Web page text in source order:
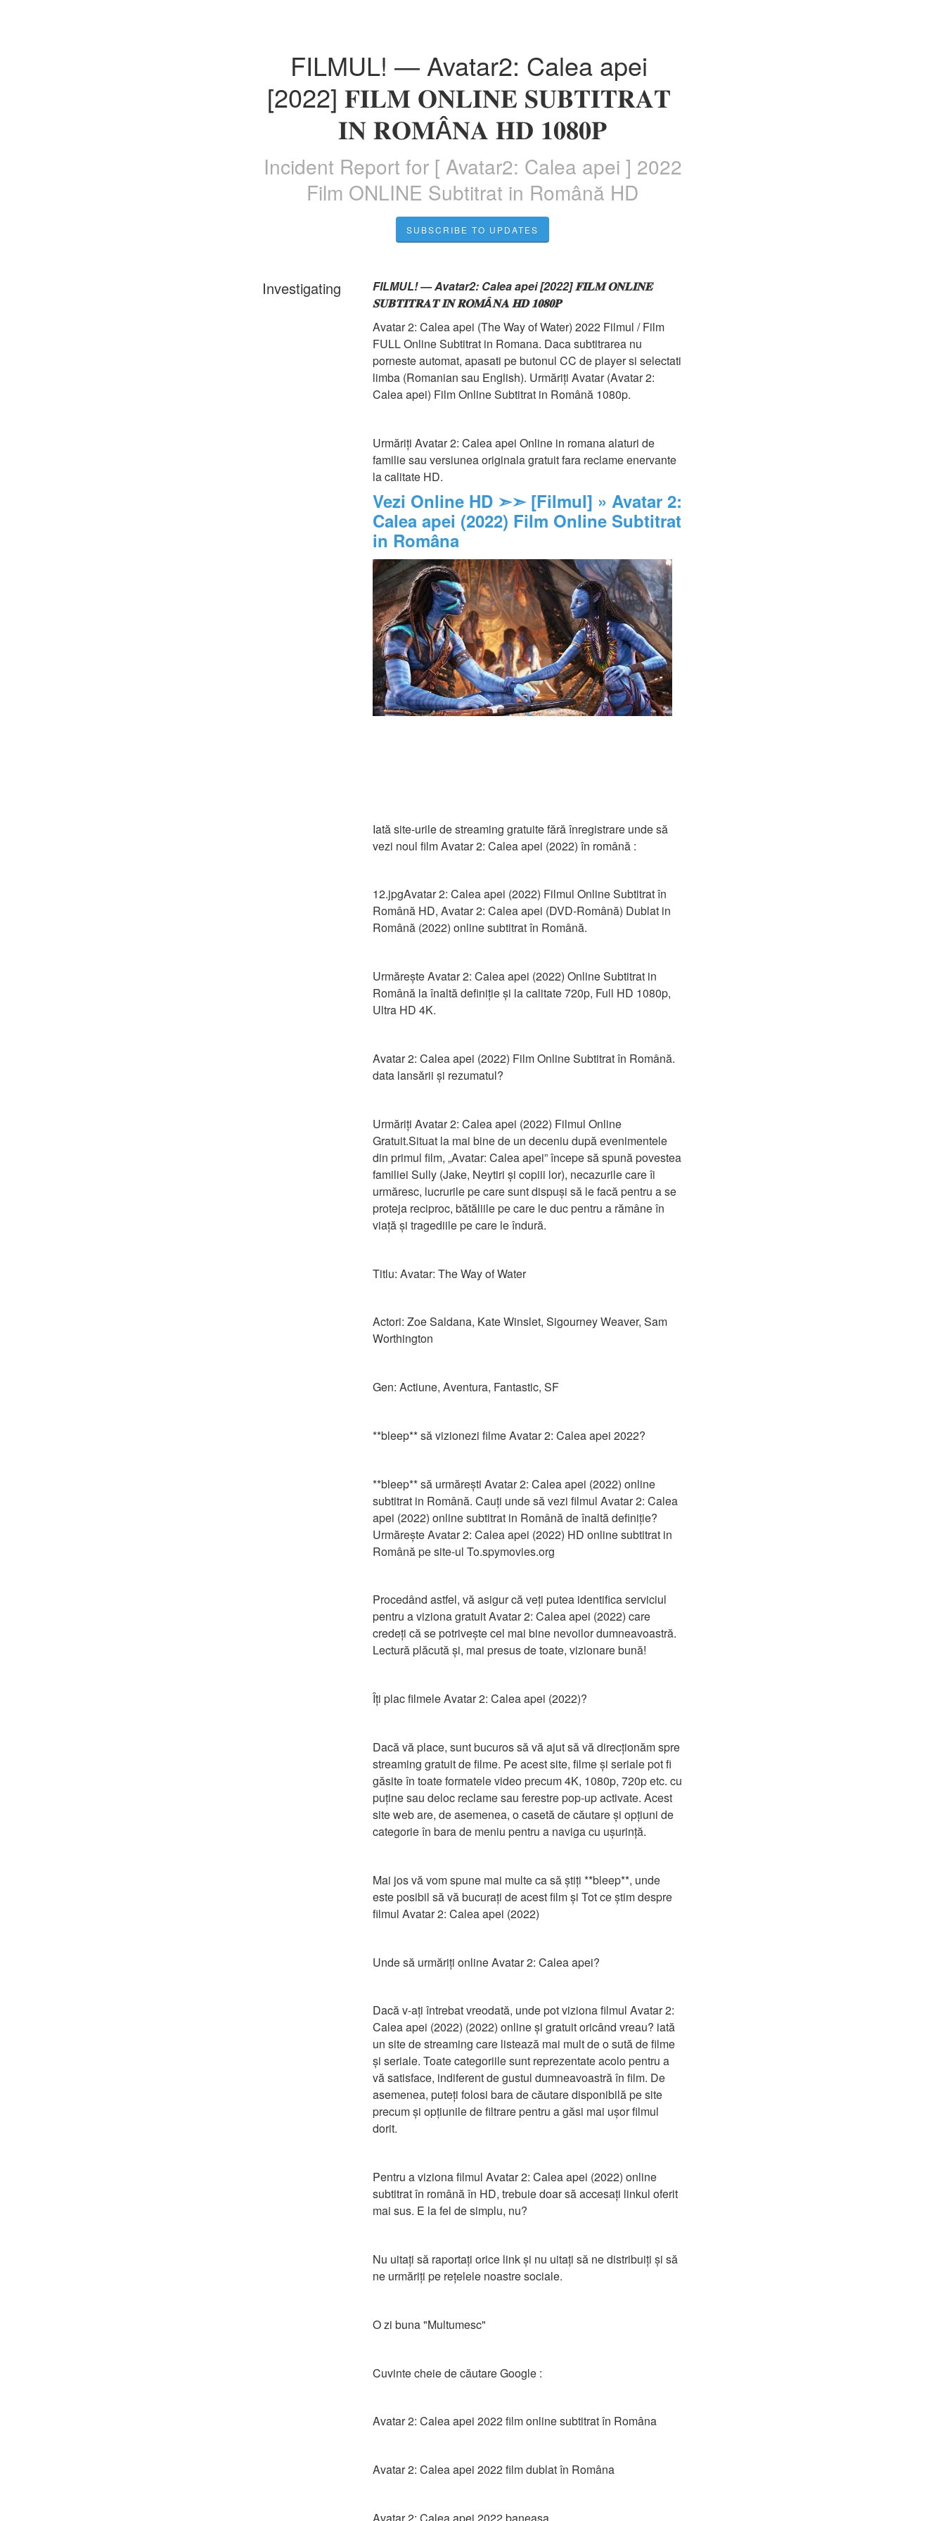
FILMUL! — Avatar2: Calea apei
[2022] 𝐅𝐈𝐋𝐌 𝐎𝐍𝐋𝐈𝐍𝐄 𝐒𝐔𝐁𝐓𝐈𝐓𝐑𝐀𝐓
𝐈𝐍 𝐑𝐎𝐌Â𝐍𝐀 𝐇𝐃 𝟏𝟎𝟖𝟎𝐏
Incident Report for [ Avatar2: Calea apei ] 2022
Film ONLINE Subtitrat in Română HD
SUBSCRIBE TO UPDATES
Investigating
FILMUL! — Avatar2: Calea apei [2022] 𝐅𝐈𝐋𝐌 𝐎𝐍𝐋𝐈𝐍𝐄
𝐒𝐔𝐁𝐓𝐈𝐓𝐑𝐀𝐓 𝐈𝐍 𝐑𝐎𝐌Â𝐍𝐀 𝐇𝐃 𝟏𝟎𝟖𝟎𝐏
Avatar 2: Calea apei (The Way of Water) 2022 Filmul / Film
FULL Online Subtitrat in Romana. Daca subtitrarea nu
porneste automat, apasati pe butonul CC de player si selectati
limba (Romanian sau English). Urmăriți Avatar (Avatar 2:
Calea apei) Film Online Subtitrat in Română 1080p.
Urmăriți Avatar 2: Calea apei Online in romana alaturi de
familie sau versiunea originala gratuit fara reclame enervante
la calitate HD.
Vezi Online HD ➣➣ [Filmul] » Avatar 2:
Calea apei (2022) Film Online Subtitrat
in Româna
Iată site-urile de streaming gratuite fără înregistrare unde să
vezi noul film Avatar 2: Calea apei (2022) în română :
12.jpgAvatar 2: Calea apei (2022) Filmul Online Subtitrat în
Română HD, Avatar 2: Calea apei (DVD-Română) Dublat in
Română (2022) online subtitrat în Română.
Urmărește Avatar 2: Calea apei (2022) Online Subtitrat in
Română la înaltă definiție și la calitate 720p, Full HD 1080p,
Ultra HD 4K.
Avatar 2: Calea apei (2022) Film Online Subtitrat în Română.
data lansării și rezumatul?
Urmăriți Avatar 2: Calea apei (2022) Filmul Online
Gratuit.Situat la mai bine de un deceniu după evenimentele
din primul film, „Avatar: Calea apei” începe să spună povestea
familiei Sully (Jake, Neytiri și copiii lor), necazurile care îi
urmăresc, lucrurile pe care sunt dispuși să le facă pentru a se
proteja reciproc, bătăliile pe care le duc pentru a rămâne în
viață și tragediile pe care le îndură.
Titlu: Avatar: The Way of Water
Actori: Zoe Saldana, Kate Winslet, Sigourney Weaver, Sam
Worthington
Gen: Actiune, Aventura, Fantastic, SF
**bleep** să vizionezi filme Avatar 2: Calea apei 2022?
**bleep** să urmărești Avatar 2: Calea apei (2022) online
subtitrat in Română. Cauți unde să vezi filmul Avatar 2: Calea
apei (2022) online subtitrat in Română de înaltă definiție?
Urmărește Avatar 2: Calea apei (2022) HD online subtitrat in
Română pe site-ul To.spymovies.org
Procedând astfel, vă asigur că veți putea identifica serviciul
pentru a viziona gratuit Avatar 2: Calea apei (2022) care
credeți că se potrivește cel mai bine nevoilor dumneavoastră.
Lectură plăcută și, mai presus de toate, vizionare bună!
Îți plac filmele Avatar 2: Calea apei (2022)?
Dacă vă place, sunt bucuros să vă ajut să vă direcționăm spre
streaming gratuit de filme. Pe acest site, filme și seriale pot fi
găsite în toate formatele video precum 4K, 1080p, 720p etc. cu
puține sau deloc reclame sau ferestre pop-up activate. Acest
site web are, de asemenea, o casetă de căutare și opțiuni de
categorie în bara de meniu pentru a naviga cu ușurință.
Mai jos vă vom spune mai multe ca să știți **bleep**, unde
este posibil să vă bucurați de acest film și Tot ce știm despre
filmul Avatar 2: Calea apei (2022)
Unde să urmăriți online Avatar 2: Calea apei?
Dacă v-ați întrebat vreodată, unde pot viziona filmul Avatar 2:
Calea apei (2022) (2022) online și gratuit oricând vreau? iată
un site de streaming care listează mai mult de o sută de filme
și seriale. Toate categoriile sunt reprezentate acolo pentru a
vă satisface, indiferent de gustul dumneavoastră în film. De
asemenea, puteți folosi bara de căutare disponibilă pe site
precum și opțiunile de filtrare pentru a găsi mai ușor filmul
dorit.
Pentru a viziona filmul Avatar 2: Calea apei (2022) online
subtitrat în română în HD, trebuie doar să accesați linkul oferit
mai sus. E la fel de simplu, nu?
Nu uitați să raportați orice link și nu uitați să ne distribuiți și să
ne urmăriți pe rețelele noastre sociale.
O zi buna "Multumesc"
Cuvinte cheie de căutare Google :
Avatar 2: Calea apei 2022 film online subtitrat în Româna
Avatar 2: Calea apei 2022 film dublat în Româna
Avatar 2: Calea apei 2022 baneasa